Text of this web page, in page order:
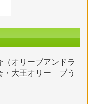
オリーブアンドラ
・大王オリー ブう